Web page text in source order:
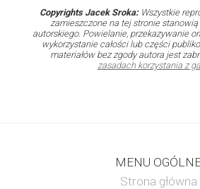
Copyrights Jacek Sroka:Wszystkie
zamieszczone na tej stronie
autorskiego. Powielanie, przekazywanie
wykorzystanie całości lub części
materiałów bez zgody autora jest
zasadach korzystania z
MENU
Strona główna